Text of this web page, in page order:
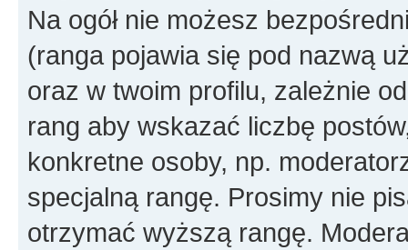
Na ogół nie możesz
(ranga pojawia się pod nazwą
oraz w twoim profilu, zależnie
rang aby wskazać liczbę
konkretne osoby, np.
specjalną rangę. Prosimy nie
otrzymać wyższą rangę.